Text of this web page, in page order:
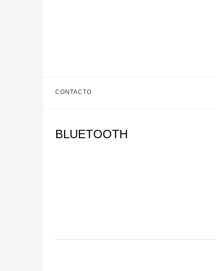
CONTACTO
BLUETOOTH